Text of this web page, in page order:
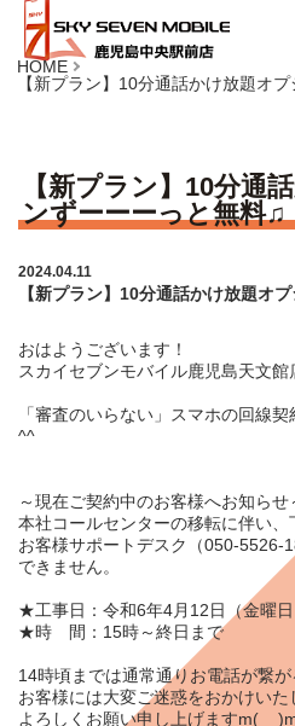
HOME
【新プラン】10分通話かけ放題オ
【新プラン】10分通
ンずーーーっと無料♫
2024.04.11
【新プラン】10分通話かけ放題オ
おはようございます！
スカイセブンモバイル鹿児島天文館
「審査のいらない」スマホの回線
^^
～現在ご契約中のお客様へお知らせ
本社コールセンターの移転に伴い
お客様サポートデスク（050-5526-
できません。
★工事日：令和6年4月12日（金曜日
★時 間：15時～終日まで
14時頃までは通常通りお電話が繋が
お客様には大変ご迷惑をおかけい
よろしくお願い申し上げます